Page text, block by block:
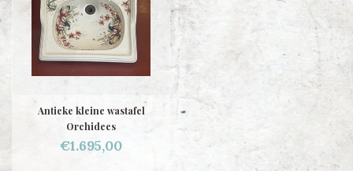
Antieke kleine wastafel
Orchidees
€1.695,00